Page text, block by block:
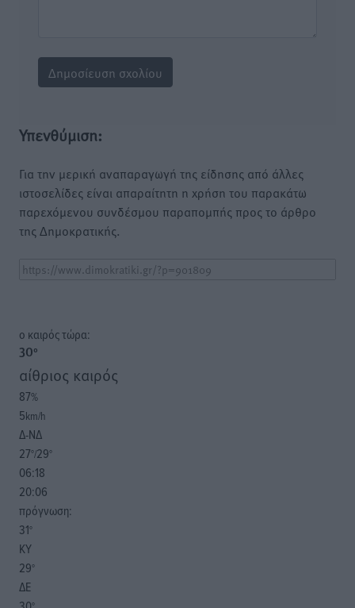
Υπενθύμιση:
Για την μερική αναπαραγωγή της είδησης από άλλες
ιστοσελίδες είναι απαραίτητη η χρήση του παρακάτω
παρεχόμενου συνδέσμου παραπομπής προς το άρθρο
της Δημοκρατικής.
o καιρός τώρα:
30°
αίθριος καιρός
87%
5km/h
Δ-ΝΔ
27°/29°
06:18
20:06
πρόγνωση:
31°
ΚΥ
29°
ΔΕ